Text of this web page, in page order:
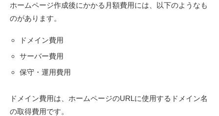
ホームページ作成後にかかる月額費用には、以下のようなも
のがあります。
ドメイン費用
サーバー費用
保守・運用費用
ドメイン費用は、ホームページのURLに使用するドメイン名
の取得費用です。